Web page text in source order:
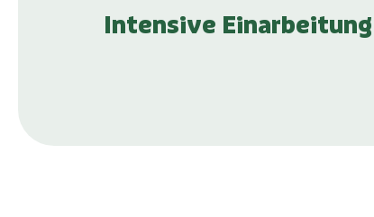
Intensive Einarbeitung